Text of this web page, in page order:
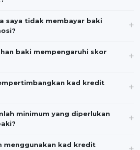
saya tidak membayar baki
baki mempengaruhi skor
kad kredit
minimum yang diperlukan
menggunakan kad kredit